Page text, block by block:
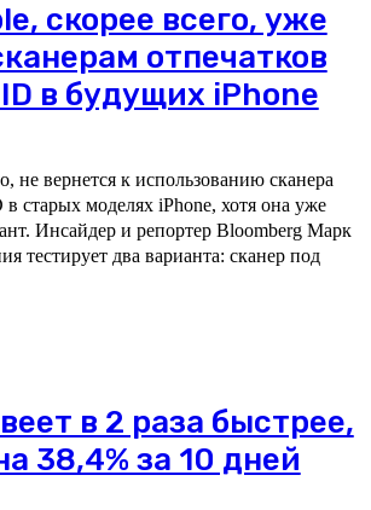
скорее всего, уже
отпечатков
в будущих iPhone
не вернется к использованию сканера
старых моделях iPhone, хотя она уже
Марк
тестирует два варианта: сканер под
в 2 раза быстрее,
38,4% за 10 дней